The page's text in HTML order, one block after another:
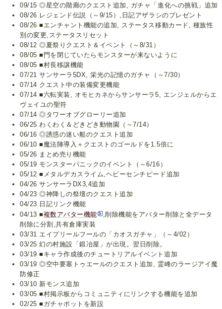
09/15 ◎星空の階廊のクエスト追加, ガチャ「進化への挑戦」追加
08/26 レジェンド伝説（～9/15）,日記アザラシのプレゼント
08/26 ■エンチャント機能の追加, ステータス移動カード, 種族性
別の変更,ステータスリセット
08/12 ◎夏祭りクエスト＆イベント（～8/31）
08/05 ■門を閉じていたらモンスターが来ないように
08/05 ■村長移譲機能
07/21 サンサーラ5DX, 栄光の記憶のガチャ（～7/30）
07/14 クエスト中の装備変更機能
07/14 ■六転実装, オモヒカネからサンサーラ5, エンジェルからエ
ヴェイユの聖符
07/14 ◎タワーオブグローリー追加
06/25 わくわく＆どきどき動物園（～7/14）
06/16 ◎誘惑の迷い船のクエスト追加
06/10 ■魔法陣導入＋クエストのゴールドを1.5倍に
05/26 まとめ売り機能
05/19 モンスターパニックのイベント（～6/16）
05/12 ■メタルデカスライム,ヘビーセンチピード追加
04/26 サンサーラDX3,4追加
04/23 ◎神降しの祭壇のクエスト追加
04/23 日記リンク機能
04/13 ■複数アバター機能
,削除機能をアバター削除と全データ
削除に分割,共有倉庫実装
03/31 エイプリールフールの「カオスガチャ」（～4/02）
03/25 幻の村施設「鍛冶屋」が出現。翌日削除。
03/19 ■キャラ作成後のチュートリアルイベント追加
03/19 ◎空中要塞トゥエールのクエスト追加, 霊峰のラージアイ魔
防修正
03/10 新モンス追加
03/05 ■村掲示板からコミュニティにリンクする機能を追加
02/25 ■ガチャポットを新設